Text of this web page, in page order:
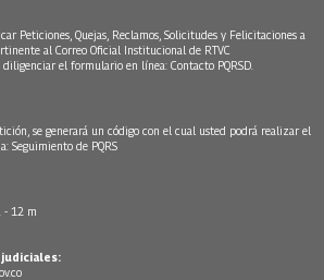
Peticiones, Quejas, Reclamos, Solicitudes y Felicitaciones a
al Correo Oficial Institucional de RTVC
diligenciar el formulario en línea: Contacto PQRSD.
se generará un código con el cual usted podrá realizar el
Seguimiento de PQRS
- 12 m